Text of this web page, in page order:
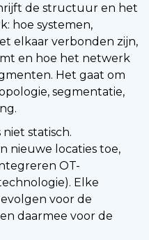
de structuur en het
hoe systemen,
elkaar verbonden zijn,
en hoe het netwerk
Het gaat om
segmentatie,
statisch.
nieuwe locaties toe,
OT-
Elke
voor de
daarmee voor de